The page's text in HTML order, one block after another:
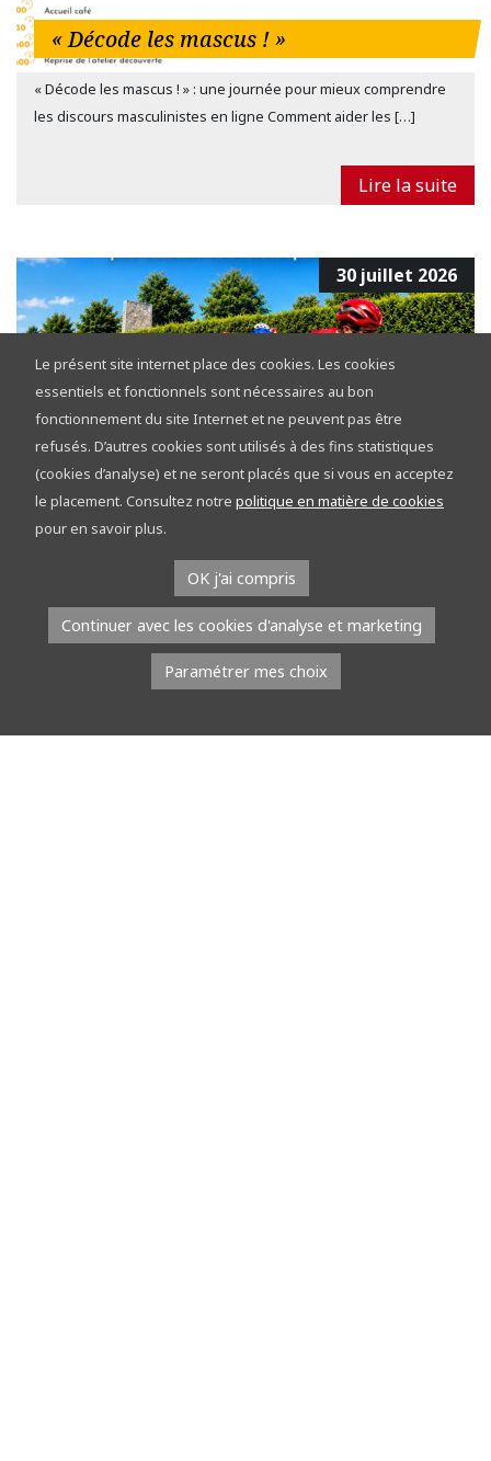
« Décode les mascus ! »
« Décode les mascus ! » : une journée pour mieux comprendre
les discours masculinistes en ligne Comment aider les […]
Lire la suite
30 juillet 2026
Tour de la Province de Namur 2026 :
découvrez le réseau points-nœuds sur les
étapes
À l’occasion du Tour de la Province de Namur, l’équipe du réseau
points-nœuds part à la rencontre du public. Du […]
Le présent site internet place des cookies. Les cookies
essentiels et fonctionnels sont nécessaires au bon
fonctionnement du site Internet et ne peuvent pas être
refusés. D’autres cookies sont utilisés à des fins statistiques
(cookies d’analyse) et ne seront placés que si vous en acceptez
le placement. Consultez notre politique en matière de cookies
pour en savoir plus.
OK j'ai compris
Continuer avec les cookies d'analyse et marketing
Paramétrer mes choix